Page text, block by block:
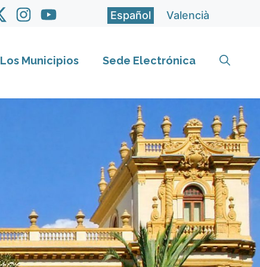
Español Valencià
Los Municipios Sede Electrónica